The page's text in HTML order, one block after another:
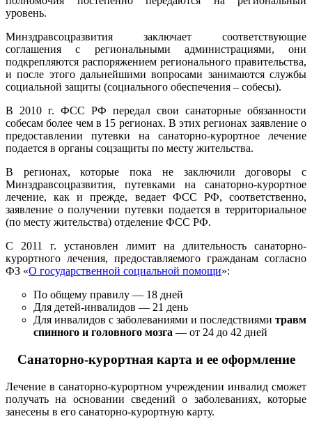
уровень.
Минздравсоцразвития заключает соответствующие
соглашения с региональными администрациями, они
подкрепляются распоряжением регионального правительства,
и после этого дальнейшими вопросами занимаются службы
социальной защиты (социального обеспечения – собесы).
В 2010 г. ФСС РФ передал свои санаторные обязанности
собесам более чем в 15 регионах. В этих регионах заявление о
предоставлении путевки на санаторно-курортное лечение
подается в органы соцзащиты по месту жительства.
В регионах, которые пока не заключили договоры с
Минздравсоцразвития, путевками на санаторно-курортное
лечение, как и прежде, ведает ФСС РФ, соответственно,
заявление о получении путевки подается в территориальное
(по месту жительства) отделение ФСС РФ.
С 2011 г. установлен лимит на длительность санаторно-
курортного лечения, предоставляемого гражданам согласно
ФЗ «О государственной социальной помощи»:
По общему правилу –– 18 дней
Для детей-инвалидов –– 21 день
Для инвалидов с заболеваниями и последствиями травм
спинного и головного мозга –– от 24 до 42 дней
Санаторно-курортная карта и ее оформление
Лечение в санаторно-курортном учреждении инвалид сможет
получать на основании сведений о заболеваниях, которые
занесены в его санаторно-курортную карту.